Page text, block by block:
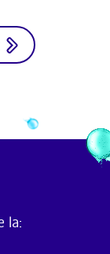
la: